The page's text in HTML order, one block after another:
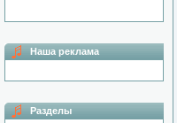
Наша реклама
Разделы